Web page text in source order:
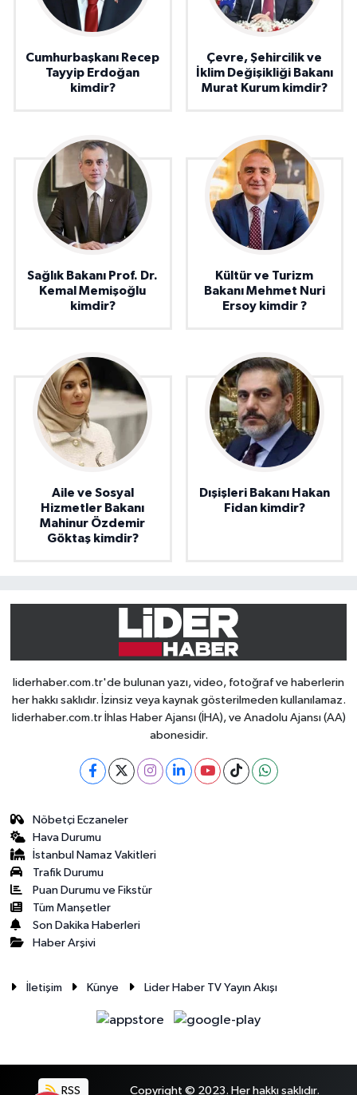
Cumhurbaşkanı Recep
Tayyip Erdoğan
kimdir?
Çevre, Şehircilik ve
İklim Değişikliği Bakanı
Murat Kurum kimdir?
Sağlık Bakanı Prof. Dr.
Kemal Memişoğlu
kimdir?
Kültür ve Turizm
Bakanı Mehmet Nuri
Ersoy kimdir ?
Aile ve Sosyal
Hizmetler Bakanı
Mahinur Özdemir
Göktaş kimdir?
Dışişleri Bakanı Hakan
Fidan kimdir?
liderhaber.com.tr'de bulunan yazı, video, fotoğraf ve haberlerin
her hakkı saklıdır. İzinsiz veya kaynak gösterilmeden kullanılamaz.
liderhaber.com.tr İhlas Haber Ajansı (İHA), ve Anadolu Ajansı (AA)
abonesidir.
Nöbetçi Eczaneler
Hava Durumu
İstanbul Namaz Vakitleri
Trafik Durumu
Puan Durumu ve Fikstür
Tüm Manşetler
Son Dakika Haberleri
Haber Arşivi
İletişim Künye Lider Haber TV Yayın Akışı
RSS Copyright © 2023. Her hakkı saklıdır.